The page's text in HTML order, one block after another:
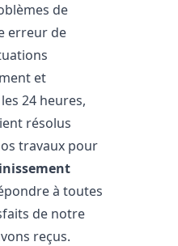
de
erreur de
et
24 heures,
résolus
travaux pour
à toutes
de notre
reçus.